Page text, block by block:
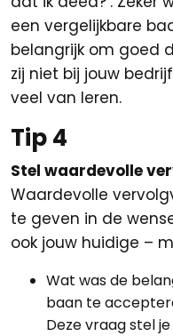
een vergelijkbare
belangrijk om goed
zij niet bij jouw
veel van leren.
Tip 4
Stel waardevolle
Waardevolle
te geven in de
ook jouw huidige –
Wat was de
baan te
Deze vraag stel